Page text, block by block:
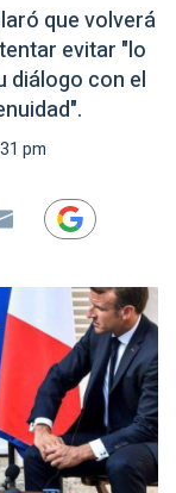
que volverá
evitar "lo
diálogo con el
pm